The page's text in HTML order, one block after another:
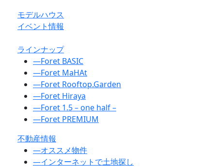
モデルハウス
イベント情報
ラインナップ
―Foret BASIC
―Foret MaHAt
―Foret Rooftop.Garden
―Foret Hiraya
―Foret 1.5 – one half –
―Foret PREMIUM
不動産情報
―オススメ物件
―インターネットで土地探し